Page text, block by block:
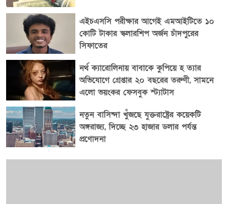
এইচএসসি পরীক্ষার আগেই এমআইটিতে ১০
কোটি টাকার স্কলারশিপ অর্জন চাঁদপুরের
সিফাতের
নর্থ ক্যারোলিনায় বাবাকে কুপিয়ে হ ত্যার
অভিযোগে গ্রেপ্তার ২০ বছরের তরুণী, সামনে
এলো ভয়ংকর ফেসবুক স্ট্যাটাস
নতুন বাসিন্দা খুঁজছে যুক্তরাষ্ট্রের কয়েকটি
অঙ্গরাজ্য, দিচ্ছে ২৩ হাজার ডলার পর্যন্ত
প্রণোদনা